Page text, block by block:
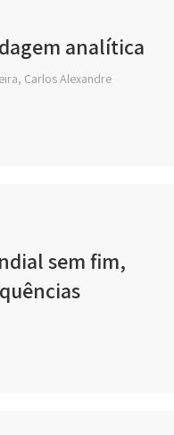
analítica
Carlos Alexandre
sem fim,